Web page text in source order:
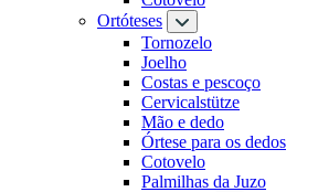
Ortóteses
Tornozelo
Joelho
Costas e pescoço
Cervicalstütze
Mão e dedo
Órtese para os dedos
Cotovelo
Palmilhas da Juzo